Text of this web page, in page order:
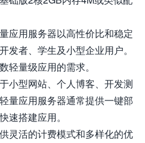
应用服务器以高性价比和稳定
发者、学生及小型企业用户。
轻量级应用的需求。
小型网站、个人博客、开发测
量应用服务器通常提供一键部
速搭建应用。
灵活的计费模式和多样化的优